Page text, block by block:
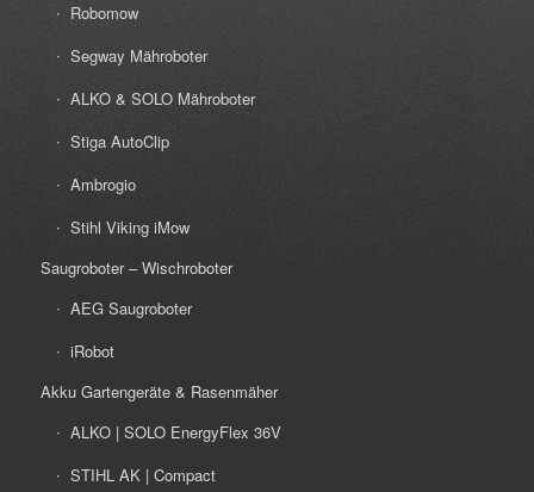
Robomow
Segway Mähroboter
ALKO & SOLO Mähroboter
Stiga AutoClip
Ambrogio
Stihl Viking iMow
Saugroboter – Wischroboter
AEG Saugroboter
iRobot
Akku Gartengeräte & Rasenmäher
ALKO | SOLO EnergyFlex 36V
STIHL AK | Compact